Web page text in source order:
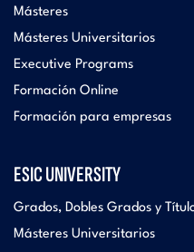
Másteres
Másteres Universitarios
Executive Programs
Formación Online
Formación para empresas
ESIC UNIVERSITY
Grados, Dobles Grados y
Másteres Universitarios